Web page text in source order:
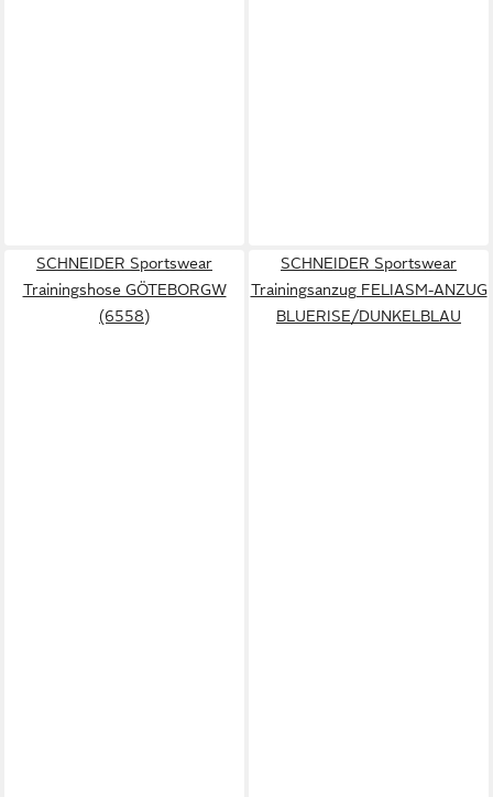
SCHNEIDER Sportswear
Trainingshose GÖTEBORGW
(6558)
SCHNEIDER Sportswear
Trainingsanzug FELIASM-ANZUG
BLUERISE/DUNKELBLAU